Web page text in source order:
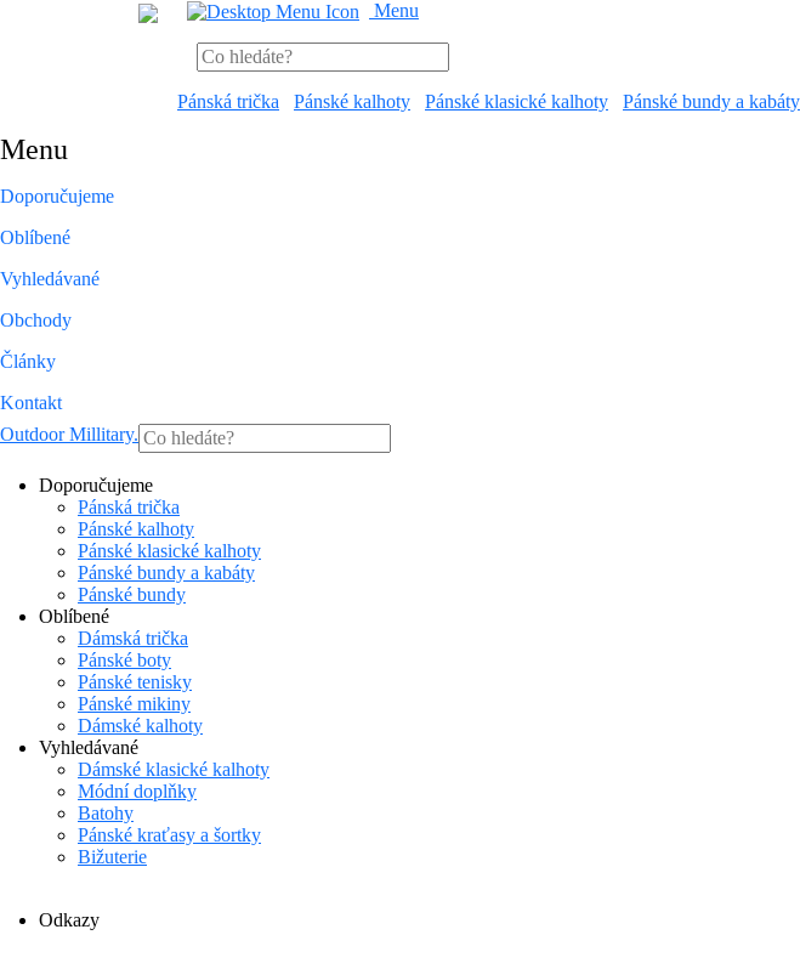
Menu
Pánská trička Pánské kalhoty Pánské klasické kalhoty Pánské bundy a kabáty
Menu
Doporučujeme
Oblíbené
Vyhledávané
Obchody
Články
Kontakt
Outdoor Millitary.
Doporučujeme
Pánská trička
Pánské kalhoty
Pánské klasické kalhoty
Pánské bundy a kabáty
Pánské bundy
Oblíbené
Dámská trička
Pánské boty
Pánské tenisky
Pánské mikiny
Dámské kalhoty
Vyhledávané
Dámské klasické kalhoty
Módní doplňky
Batohy
Pánské kraťasy a šortky
Bižuterie
Odkazy